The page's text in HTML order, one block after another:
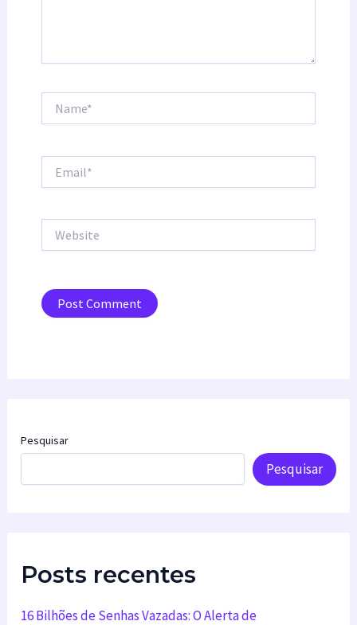
Pesquisar
Pesquisar
Posts recentes
16 Bilhões de Senhas Vazadas: O Alerta de